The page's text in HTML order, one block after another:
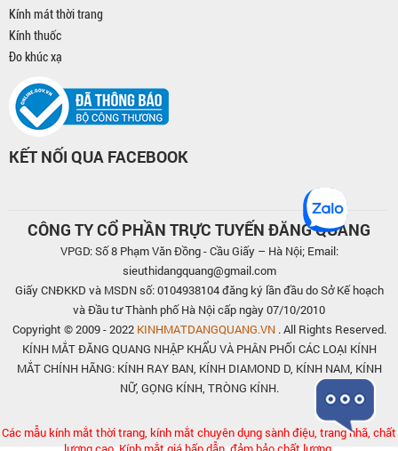
Các mẫu kính mắt thời trang, kính mắt chuyên dụng sành điệu, trang nhã, chất
Kính mát thời trang
Kính thuốc
Đo khúc xạ
KẾT NỐI QUA FACEBOOK
CÔNG TY CỔ PHẦN TRỰC TUYẾN ĐĂNG QUANG
VPGD: Số 8 Phạm Văn Đồng - Cầu Giấy – Hà Nội; Email:
sieuthidangquang@gmail.com
Giấy CNĐKKD và MSDN số: 0104938104 đăng ký lần đầu do Sở Kế hoạch
và Đầu tư Thành phố Hà Nội cấp ngày 07/10/2010
Copyright © 2009 - 2022 KINHMATDANGQUANG.VN. All Rights Reserved.
KÍNH MẮT ĐĂNG QUANG NHẬP KHẨU VÀ PHÂN PHỐI CÁC LOẠI KÍNH
MẮT CHÍNH HÃNG: KÍNH RAY BAN, KÍNH DIAMOND D, KÍNH NAM, KÍNH
NỮ, GỌNG KÍNH, TRÒNG KÍNH.